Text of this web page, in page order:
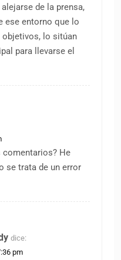
de la prensa,
ese entorno que lo
objetivos, lo sitúan
para llevarse el
comentarios? He
se trata de un error
dice:
pm